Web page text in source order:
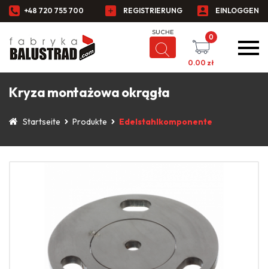
+48 720 755 700 REGISTRIERUNG EINLOGGEN
0
0.00 zł
Kryza montażowa okrągła
Startseite Produkte Edelstahlkomponente